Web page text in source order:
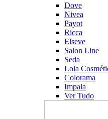
Dove
Nivea
Payot
Ricca
Elseve
Salon Line
Seda
Lola
Colorama
Impala
Ver Tudo